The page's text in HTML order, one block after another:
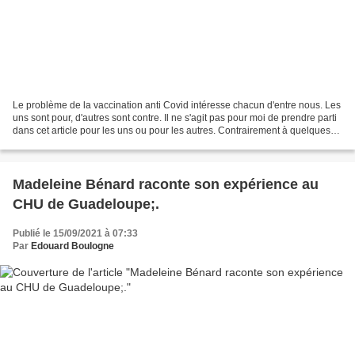
Le problème de la vaccination anti Covid intéresse chacun d'entre nous. Les
uns sont pour, d'autres sont contre. Il ne s'agit pas pour moi de prendre parti
dans cet article pour les uns ou pour les autres. Contrairement à quelques-
Madeleine Bénard raconte son expérience au
CHU de Guadeloupe;.
Publié le 15/09/2021 à 07:33
Par Edouard Boulogne